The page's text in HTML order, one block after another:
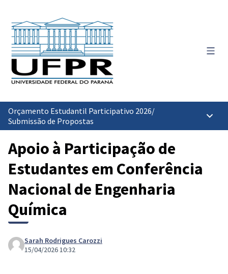
Orçamento Estudantil Participativo 2026/
Submissão de Propostas
Apoio à Participação de
Estudantes em Conferência
Nacional de Engenharia
Química
Sarah Rodrigues Carozzi
15/04/2026 10:32